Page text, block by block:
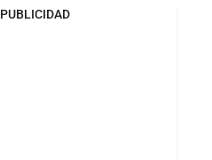
PUBLICIDAD